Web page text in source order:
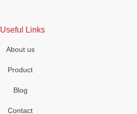
Useful Links
About us
Product
Blog
Contact